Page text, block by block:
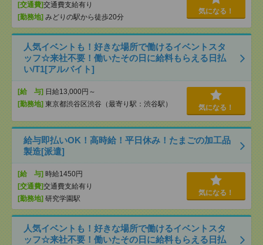
[交通費]交通費支給有り
[勤務地] みどりの駅から徒歩20分
気になる！
人気イベントも！好きな場所で働けるイベントスタ
ッフ☆来社不要！働いたその日に給料もらえる日払
い/T1[アルバイト]
[給 与] 日給13,000円～
[勤務地] 東京都渋谷区渋谷（最寄り駅：渋谷駅） 気になる！
給与即払いOK！高時給！平日休み！たまごの加工品
製造[派遣]
[給 与] 時給1450円
[交通費]交通費支給有り
[勤務地] 研究学園駅
気になる！
人気イベントも！好きな場所で働けるイベントスタ
ッフ☆来社不要！働いたその日に給料もらえる日払